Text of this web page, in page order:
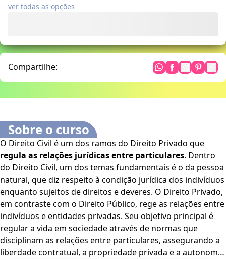
ver todas as opções
Compartilhe:
Sobre o curso
O Direito Civil é um dos ramos do Direito Privado que
regula as relações jurídicas entre particulares. Dentro
do Direito Civil, um dos temas fundamentais é o da pessoa
natural, que diz respeito à condição jurídica dos indivíduos
enquanto sujeitos de direitos e deveres. O Direito Privado,
em contraste com o Direito Público, rege as relações entre
indivíduos e entidades privadas. Seu objetivo principal é
regular a vida em sociedade através de normas que
disciplinam as relações entre particulares, assegurando a
liberdade contratual, a propriedade privada e a autonomia